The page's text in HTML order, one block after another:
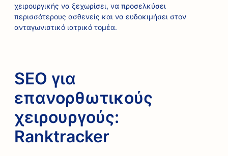
χειρουργικής να ξεχωρίσει, να προσελκύσει
περισσότερους ασθενείς και να ευδοκιμήσει στον
ανταγωνιστικό ιατρικό τομέα.
SEO για
επανορθωτικούς
χειρουργούς:
Ranktracker